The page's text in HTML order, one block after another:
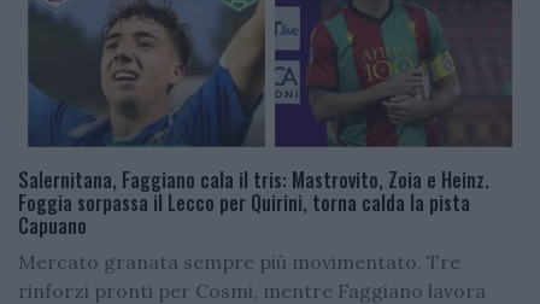
Salernitana, Faggiano cala il tris: Mastrovito, Zoia e Heinz.
Foggia sorpassa il Lecco per Quirini, torna calda la pista
Capuano
Mercato granata sempre più movimentato. Tre
rinforzi pronti per Cosmi, mentre Faggiano lavora